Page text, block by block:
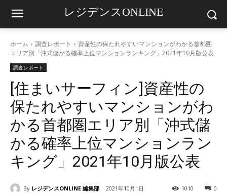
レジデンスONLINE
ホーム 調査レポート
資産性の保たれやすいマンションがわかる首都圏
エリア別「沖式儲かる確率上位マンションランキング」2021年10月版公表
調査レポート
[住まいサーフィン]資産性の
保たれやすいマンションがわ
かる首都圏エリア別「沖式儲
かる確率上位マンションラン
キング」2021年10月版公表
By レジデンスONLINE 編集部 2021年10月1日 0
1010